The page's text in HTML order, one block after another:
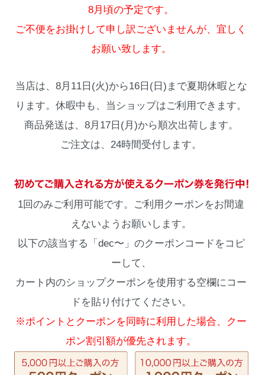
8月頃の予定です。
ご不便をお掛けして申し訳ございませんが、宜しく
お願い致します。
当店は、8月11日(火)から16日(日)まで夏期休暇とな
ります。休暇中も、当ショップはご利用できます。
商品発送は、8月17日(月)から順次出荷します。
ご注文は、24時間受付します。
1回のみご利用可能です。ご利用クーポンをお間違
えないようお願いします。
以下の該当する「dec〜」のクーポンコードをコピ
ーして、
カート内のショップクーポンを使用する空欄にコー
ドを貼り付けてください。
※ポイントとクーポンを同時に利用した場合、クー
ポン割引額が優先されます。